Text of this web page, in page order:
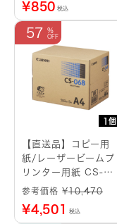
¥850 税込
1個
57
【直送品】コピー用
紙/レーザービームプ
リンター用紙 CS-
068 A4
参考価格 ¥10,470
¥4,501 税込